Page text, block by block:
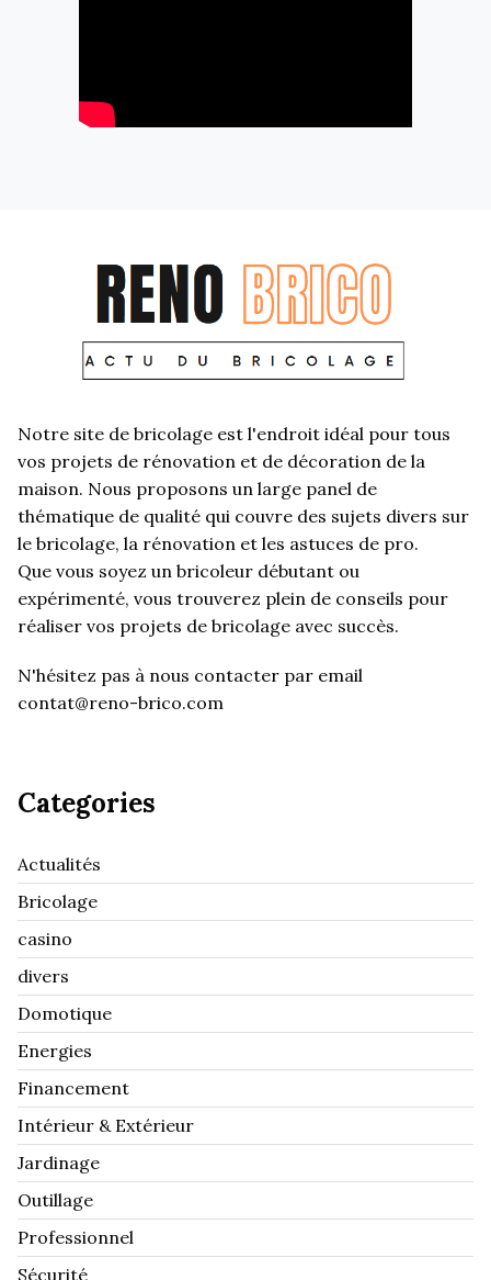
Notre site de bricolage est l'endroit idéal pour tous
vos projets de rénovation et de décoration de la
maison. Nous proposons un large panel de
thématique de qualité qui couvre des sujets divers sur
le bricolage, la rénovation et les astuces de pro.
Que vous soyez un bricoleur débutant ou
expérimenté, vous trouverez plein de conseils pour
réaliser vos projets de bricolage avec succès.
N'hésitez pas à nous contacter par email
contat@reno-brico.com
Categories
Actualités
Bricolage
casino
divers
Domotique
Energies
Financement
Intérieur & Extérieur
Jardinage
Outillage
Professionnel
Sécurité